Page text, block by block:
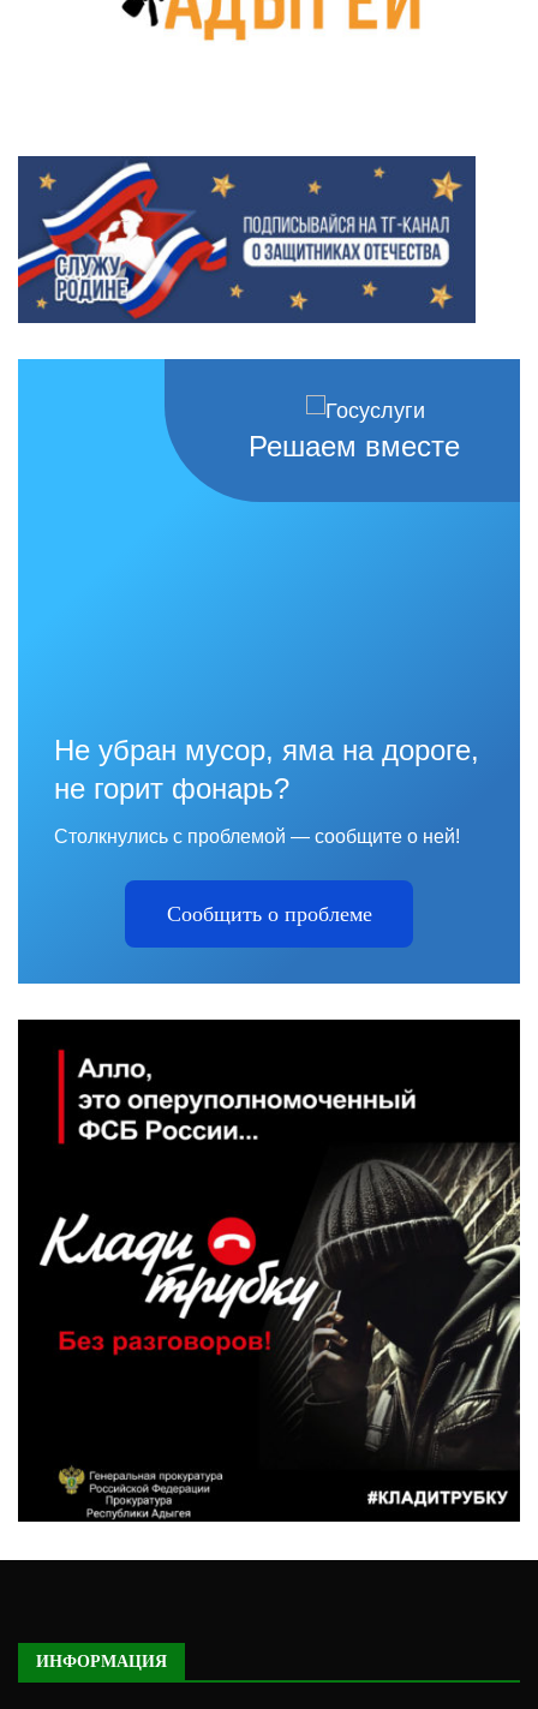
Решаем вместе
Не убран мусор, яма на дороге,
не горит фонарь?
Столкнулись с проблемой — сообщите о ней!
Сообщить о проблеме
ИНФОРМАЦИЯ